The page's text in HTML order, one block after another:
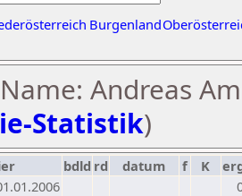
Burgenland
Andreas
Statistik)
bdld rd datum f K